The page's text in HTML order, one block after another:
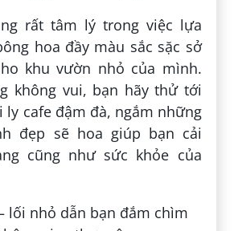
rất tâm lý trong việc lựa
hoa đầy màu sắc sặc sở
khu vườn nhỏ của mình.
không vui, bạn hãy thử tới
ly cafe đậm đà, ngắm những
đẹp sẽ hoa giúp bạn cải
cũng như sức khỏe của